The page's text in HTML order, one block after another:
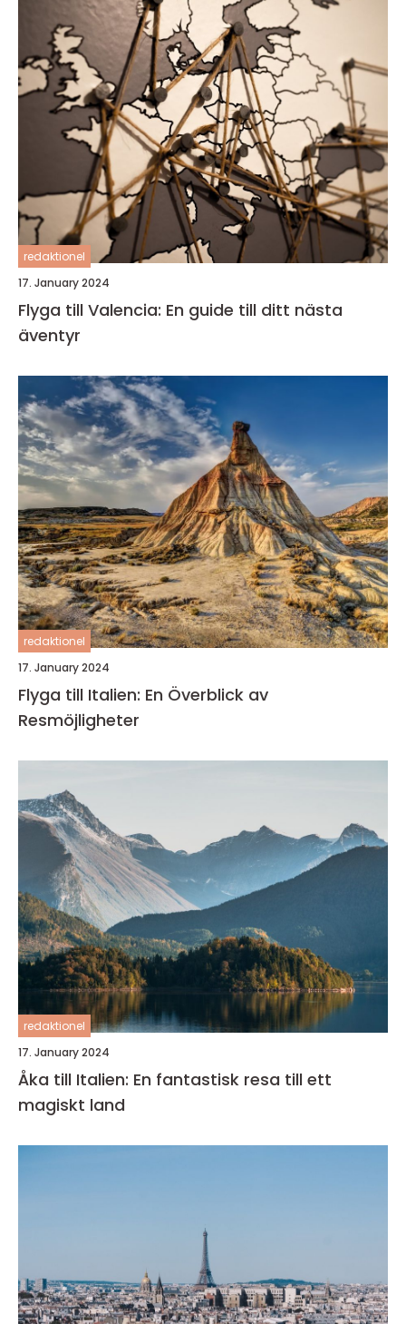
redaktionel
17. January 2024
Flyga till Valencia: En guide till ditt nästa
äventyr
redaktionel
17. January 2024
Flyga till Italien: En Överblick av
Resmöjligheter
redaktionel
17. January 2024
Åka till Italien: En fantastisk resa till ett
magiskt land